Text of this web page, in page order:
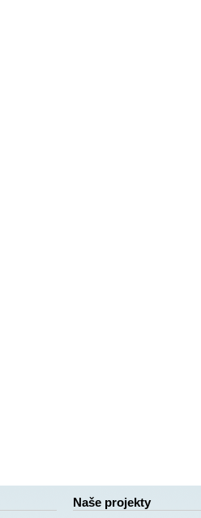
Naše projekty